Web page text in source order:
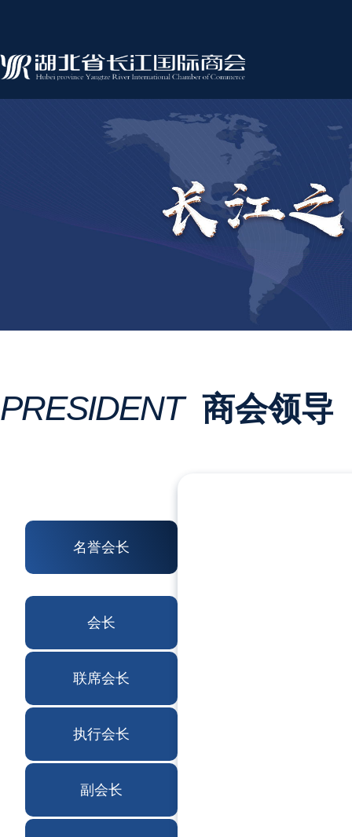
PRESIDENT 商会领导
名誉会长
会长
联席会长
执行会长
副会长